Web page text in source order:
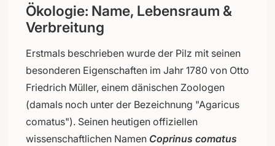
Ökologie: Name, Lebensraum &
Verbreitung
Erstmals beschrieben wurde der Pilz mit seinen
besonderen Eigenschaften im Jahr 1780 von Otto
Friedrich Müller, einem dänischen Zoologen
(damals noch unter der Bezeichnung "Agaricus
comatus"). Seinen heutigen offiziellen
wissenschaftlichen Namen Coprinus comatus